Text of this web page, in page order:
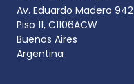
Av. Eduardo Madero 942
Piso 11, C1106ACW
Buenos Aires
Argentina